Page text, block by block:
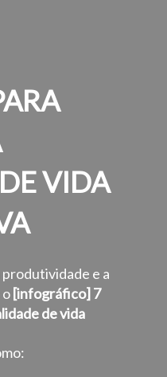
VIDA
e a
[infográfico] 7
de vida